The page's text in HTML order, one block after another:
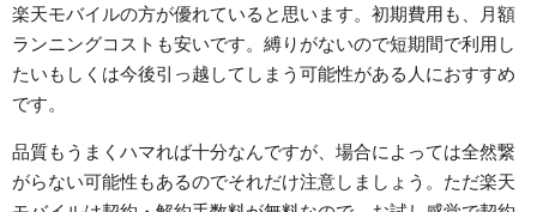
楽天モバイルの方が優れていると思います。初期費用も、月額
ランニングコストも安いです。縛りがないので短期間で利用し
たいもしくは今後引っ越してしまう可能性がある人におすすめ
です。
品質もうまくハマれば十分なんですが、場合によっては全然繋
がらない可能性もあるのでそれだけ注意しましょう。ただ楽天